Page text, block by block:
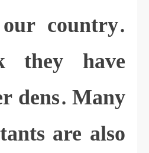
country.
they have
dens. Many
are also